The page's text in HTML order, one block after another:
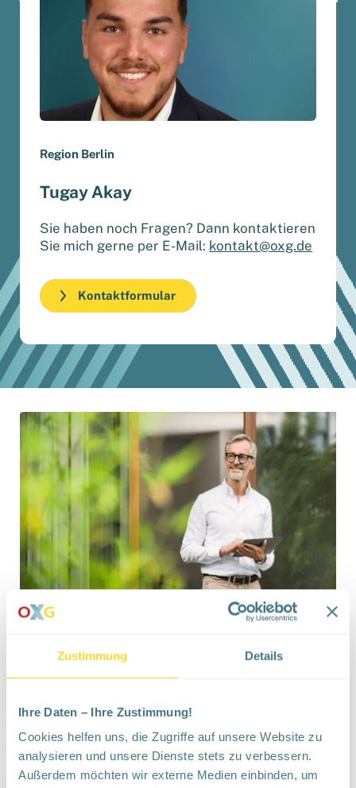
Zustimmung Details
Ihre Daten – Ihre Zustimmung!
Cookies helfen uns, die Zugriffe auf unsere Website zu
analysieren und unsere Dienste stets zu verbessern.
Außerdem möchten wir externe Medien einbinden, um
Region ​Berlin
Tugay Akay​
Sie haben noch Fragen? Dann kontaktieren
Sie mich gerne per E-Mail: kontakt@oxg.de
Kontaktformular
Eigentümer*innen
in Berlin
Fit für die Zukunft und